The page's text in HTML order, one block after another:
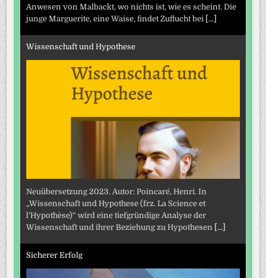
Anwesen von Malbackt, wo nichts ist, wie es scheint. Die
junge Marguerite, eine Waise, findet Zuflucht bei [...]
Wissenschaft und Hypothese
Neuübersetzung 2023. Autor: Poincaré, Henri. In
„Wissenschaft und Hypothese (frz. La Science et
l’Hypothèse)“ wird eine tiefgründige Analyse der
Wissenschaft und ihrer Beziehung zu Hypothesen [...]
Sicherer Erfolg